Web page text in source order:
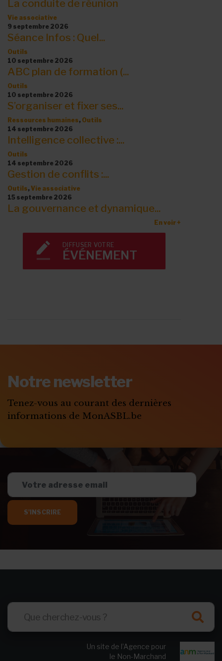
La conduite de réunion
Vie associative
9 septembre 2026
Séance Infos : Quel...
Outils
10 septembre 2026
ABC plan de formation (...
Outils
10 septembre 2026
S’organiser et fixer ses...
Ressources humaines, Outils
14 septembre 2026
Intelligence collective :...
Outils
14 septembre 2026
Gestion de conflits :...
Outils, Vie associative
15 septembre 2026
La gouvernance et dynamique...
En voir +
DIFFUSER VOTRE
ÉVÉNEMENT
Notre newsletter
Tenez-vous au courant des dernières
informations de MonASBL.be
S'INSCRIRE
Un site de l’Agence pour
le Non-Marchand